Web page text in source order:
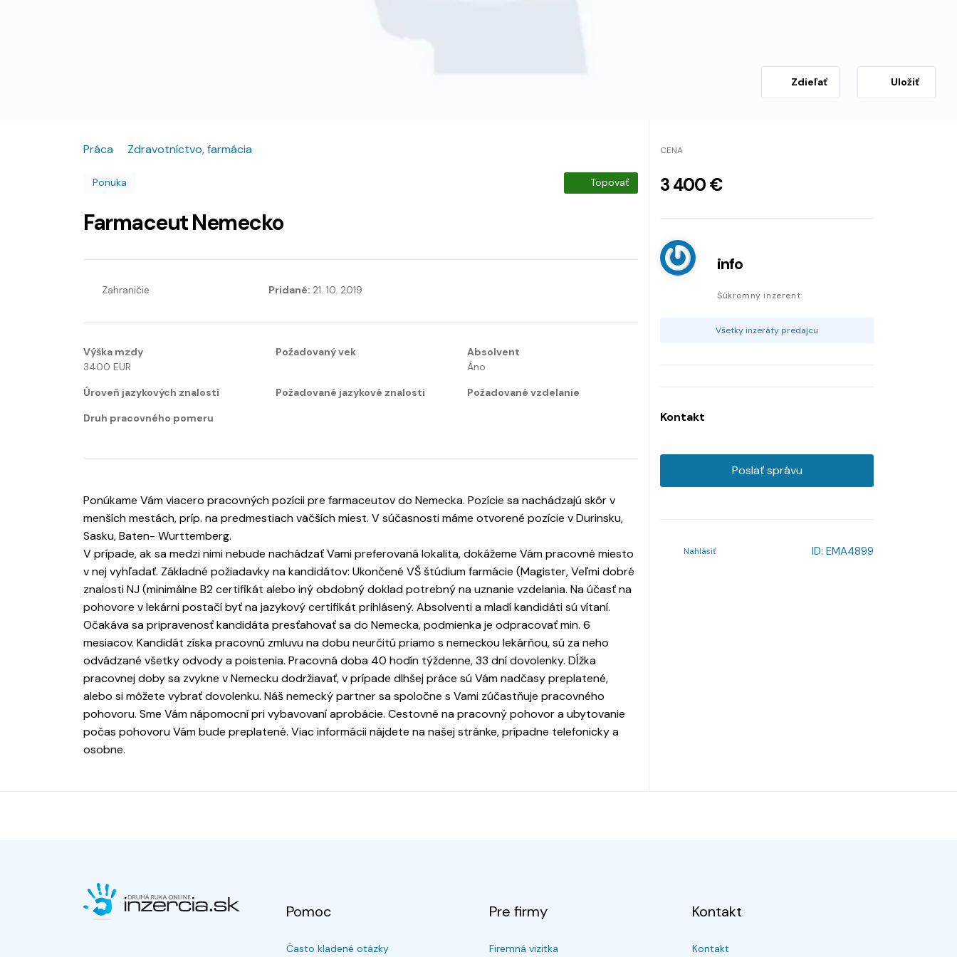
Zdieľať Uložiť
Práca Zdravotníctvo, farmácia
Ponuka Topovať
Farmaceut Nemecko
Zahraničie Pridané: 21. 10. 2019
Výška mzdy
3400 EUR
Požadovaný vek
Absolvent
Áno
Úroveň jazykových znalostí
Požadované jazykové znalosti
Požadované vzdelanie
Druh pracovného pomeru
Ponúkame Vám viacero pracovných pozícii pre farmaceutov do Nemecka. Pozície sa nachádzajú skôr v
menších mestách, príp. na predmestiach väčších miest. V súčasnosti máme otvorené pozície v Durinsku,
Sasku, Baten- Wurttemberg.
V prípade, ak sa medzi nimi nebude nachádzať Vami preferovaná lokalita, dokážeme Vám pracovné miesto
v nej vyhľadať. Základné požiadavky na kandidátov: Ukončené VŠ štúdium farmácie (Magister, Veľmi dobré
znalosti NJ (minimálne B2 certifikát alebo iný obdobný doklad potrebný na uznanie vzdelania. Na účasť na
pohovore v lekárni postačí byť na jazykový certifikát prihlásený. Absolventi a mladí kandidáti sú vítaní.
Očakáva sa pripravenosť kandidáta presťahovať sa do Nemecka, podmienka je odpracovať min. 6
mesiacov. Kandidát získa pracovnú zmluvu na dobu neurčitú priamo s nemeckou lekárňou, sú za neho
odvádzané všetky odvody a poistenia. Pracovná doba 40 hodín týždenne, 33 dní dovolenky. Dĺžka
pracovnej doby sa zvykne v Nemecku dodržiavať, v prípade dlhšej práce sú Vám nadčasy preplatené,
alebo si môžete vybrať dovolenku. Náš nemecký partner sa spoločne s Vami zúčastňuje pracovného
pohovoru. Sme Vám nápomocní pri vybavovaní aprobácie. Cestovné na pracovný pohovor a ubytovanie
počas pohovoru Vám bude preplatené. Viac informácii nájdete na našej stránke, prípadne telefonicky a
osobne.
CENA
3 400 €
info
Súkromný inzerent
Všetky inzeráty predajcu
Kontakt
Poslať správu
Nahlásiť ID: EMA4899
Pomoc
Často kladené otázky
Pre firmy
Firemná vizitka
Kontakt
Kontakt